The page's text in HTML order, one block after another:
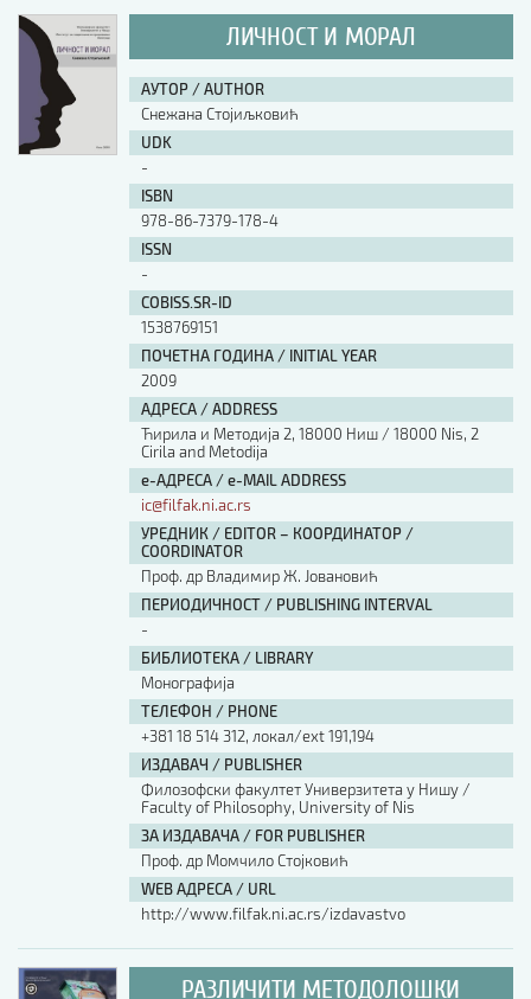
ЛИЧНОСТ И МОРАЛ
АУТОР / AUTHOR
Снежана Стојиљковић
UDK
-
ISBN
978-86-7379-178-4
ISSN
-
COBISS.SR-ID
1538769151
ПОЧЕТНА ГОДИНА / INITIAL YEAR
2009
АДРЕСА / ADDRESS
Ћирила и Методија 2, 18000 Ниш / 18000 Nis, 2
Cirila and Metodija
е-АДРЕСА / e-MAIL ADDRESS
ic@filfak.ni.ac.rs
УРЕДНИК / EDITOR – КООРДИНАТОР /
COORDINATOR
Проф. др Владимир Ж. Јовановић
ПЕРИОДИЧНОСТ / PUBLISHING INTERVAL
-
БИБЛИОТЕКА / LIBRARY
Монографија
ТЕЛЕФОН / PHONE
+381 18 514 312, локал/ext 191,194
ИЗДАВАЧ / PUBLISHER
Филозофски факултет Универзитета у Нишу /
Faculty of Philosophy, University of Nis
ЗА ИЗДАВАЧА / FOR PUBLISHER
Проф. др Момчило Стојковић
WEB АДРЕСА / URL
http://www.filfak.ni.ac.rs/izdavastvo
РАЗЛИЧИТИ МЕТОДОЛОШКИ